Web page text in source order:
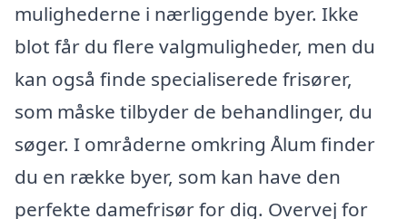
mulighederne i nærliggende byer. Ikke
blot får du flere valgmuligheder, men du
kan også finde specialiserede frisører,
som måske tilbyder de behandlinger, du
søger. I områderne omkring Ålum finder
du en række byer, som kan have den
perfekte damefrisør for dig. Overvej for